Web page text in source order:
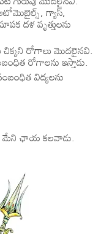
ఆటోమొబైల్స్, గ్యాస్,
దళ వృత్తులను
చిక్కని రోగాలు మొదలైనవి.
రోగాలను ఇస్తాడు.
విద్యలను
మేని ఛాయ కలవాడు.